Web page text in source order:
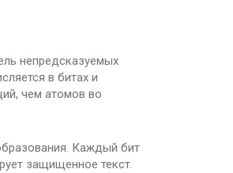
непредсказуемых
в битах и
чем атомов во
Каждый бит
защищенное текст.